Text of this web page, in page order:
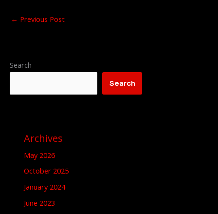
← Previous Post
Search
Search
Archives
May 2026
October 2025
January 2024
June 2023